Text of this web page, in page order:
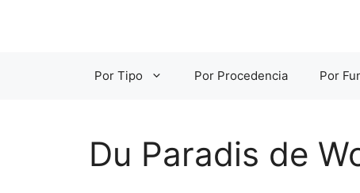
Por Tipo Por Procedencia Por
Du Paradis de